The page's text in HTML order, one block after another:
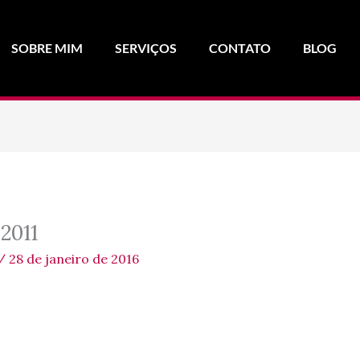
SOBRE MIM SERVIÇOS CONTATO BLOG
/ 28 de janeiro de 2016